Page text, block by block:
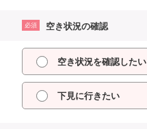
必須 空き状況の確認
空き状況を確認したい
下見に行きたい